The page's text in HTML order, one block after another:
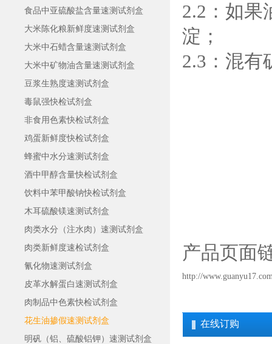
食品中亚硫酸盐含量速测试剂盒
大米陈化粮新鲜度速测试剂盒
大米中石蜡含量速测试剂盒
大米中矿物油含量速测试剂盒
豆浆生熟度速测试剂盒
毒鼠强快检试剂盒
非食用色素快检试剂盒
鸡蛋新鲜度快检试剂盒
蜂蜜中水分速测试剂盒
酒中甲醇含量快检试剂盒
饮料中苯甲酸钠快检试剂盒
木耳硫酸镁速测试剂盒
肉类水分（注水肉）速测试剂盒
肉类新鲜度速检试剂盒
氰化物速测试剂盒
皮革水解蛋白速测试剂盒
肉制品中色素快检试剂盒
花生油掺假速测试剂盒
明矾（铝、硫酸铝钾）速测试剂盒
2.2：如果
淀；
2.3：混有
产品页面
http://
在线订购